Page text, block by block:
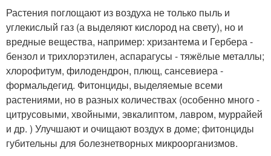
Растения поглощают из воздуха не только пыль и
углекислый газ (а выделяют кислород на свету), но и
вредные вещества, например: хризантема и Гербера -
бензол и трихлорэтилен, аспарагусы - тяжёлые металлы;
хлорофитум, филодендрон, плющ, сансевиера -
формальдегид. Фитонциды, выделяемые всеми
растениями, но в разных количествах (особенно много -
цитрусовыми, хвойными, эвкалиптом, лавром, муррайей
и др. ) Улучшают и очищают воздух в доме; фитонциды
губительны для болезнетворных микроорганизмов.